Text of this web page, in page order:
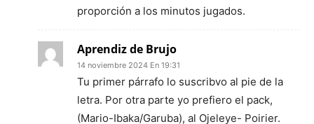
proporción a los minutos jugados.
Aprendiz de Brujo
14 noviembre 2024 En 19:31
Tu primer párrafo lo suscribvo al pie de la
letra. Por otra parte yo prefiero el pack,
(Mario-Ibaka/Garuba), al Ojeleye- Poirier.